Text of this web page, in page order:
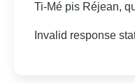
Ti-Mé pis Réjean,
Invalid response